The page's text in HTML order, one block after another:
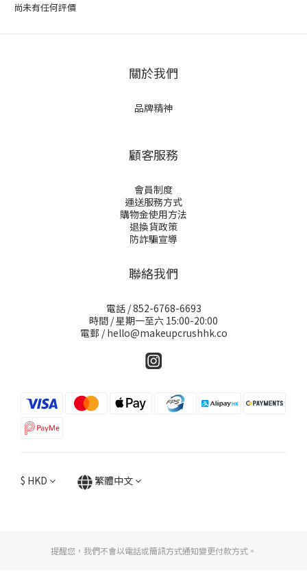
尚未有任何評價
關於我們
品牌精神
顧客服務
會員制度
運送服務方式
購物金使用方法
退換貨政策
防詐騙宣導
聯絡我們
電話 / 852-6768-6693
時間 / 星期一至六 15:00-20:00
電郵 / hello@makeupcrushhk.co
$ HKD 繁體中文
提醒您，我們不會以電話或簡訊方式通知變更付款方式。